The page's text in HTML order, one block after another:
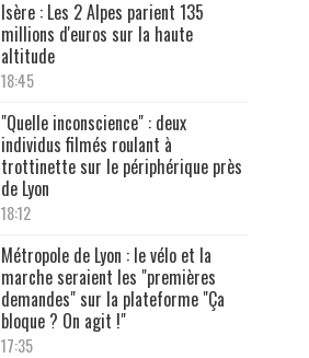
Isère : Les 2 Alpes parient 135
millions d'euros sur la haute
altitude
18:45
"Quelle inconscience" : deux
individus filmés roulant à
trottinette sur le périphérique près
de Lyon
18:12
Métropole de Lyon : le vélo et la
marche seraient les "premières
demandes" sur la plateforme "Ça
bloque ? On agit !"
17:35